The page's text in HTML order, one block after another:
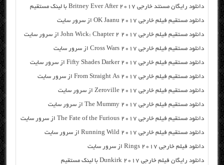
دانلود رایگان مسنتد خارجی Britney Ever After 2017 با لینک مستقیم
دانلود مستقیم فیلم خارجی OK Jaanu 2017 از سرور سایت
دانلود مستقیم فیلم خارجی John Wick: Chapter 2 2017 از سرور سایت
دانلود مستقیم فیلم خارجی Cross Wars 2017 از سرور سایت
دانلود مستقیم فیلم خارجی Fifty Shades Darker 2017 از سرور سایت
دانلود مستقیم فیلم خارجی From Straight As 2017 از سرور سایت
دانلود مستقیم فیلم خارجی Zeroville 2017 از سرور سایت
دانلود مستقیم فیلم خارجی The Mummy 2017 از سرور سایت
دانلود مستقیم فیلم خارجی The Fate of the Furious 2017 از سرور سایت
دانلود مستقیم فیلم خارجی Running Wild 2017 از سرور سایت
دانلود فیلم خارجی Rings 2017 از سرور سایت
دانلود رایگان فیلم خارجی Dunkirk 2017 با لینک مستقیم